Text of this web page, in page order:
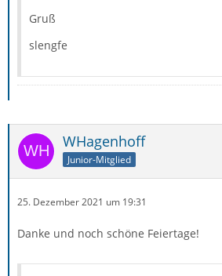
Gruß
slengfe
WHagenhoff
Junior-Mitglied
25. Dezember 2021 um 19:31
Danke und noch schöne Feiertage!